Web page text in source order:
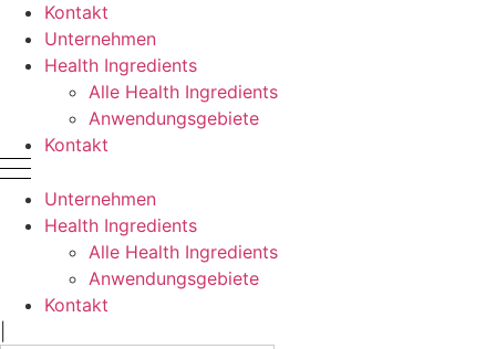
Kontakt
Unternehmen
Health Ingredients
Alle Health Ingredients
Anwendungsgebiete
Kontakt
Unternehmen
Health Ingredients
Alle Health Ingredients
Anwendungsgebiete
Kontakt